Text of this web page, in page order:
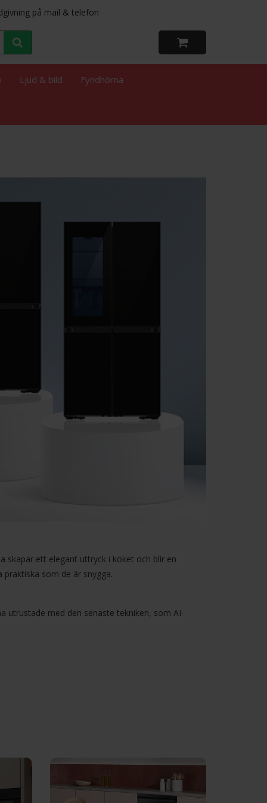
på mail & telefon
Ljud & bild Fyndhörna
skapar ett elegant uttryck i köket och blir en
som de är snygga.
utrustade med den senaste tekniken, som AI-